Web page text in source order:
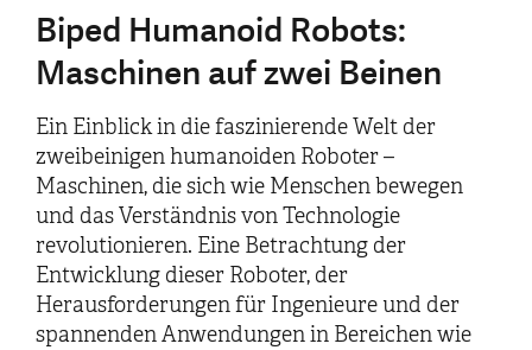
Biped Humanoid Robots:
Maschinen auf zwei Beinen
Ein Einblick in die faszinierende Welt der
zweibeinigen humanoiden Roboter –
Maschinen, die sich wie Menschen bewegen
und das Verständnis von Technologie
revolutionieren. Eine Betrachtung der
Entwicklung dieser Roboter, der
Herausforderungen für Ingenieure und der
spannenden Anwendungen in Bereichen wie